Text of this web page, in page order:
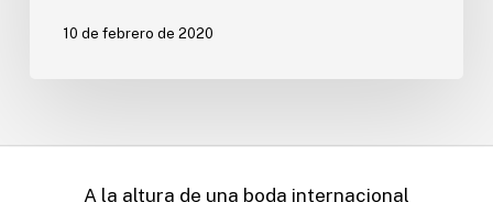
10 de febrero de 2020
A la altura de una boda internacional